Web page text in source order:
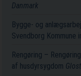
Danmark
Bygge- og
Svendborg Kommune
Rengøring –
af husdyrsygdom